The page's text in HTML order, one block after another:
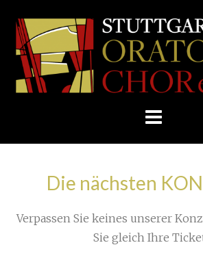
Skip
E.V.
Home Konzert
Die nächsten
Verpassen Sie keines unserer
Sie gleich Ihre